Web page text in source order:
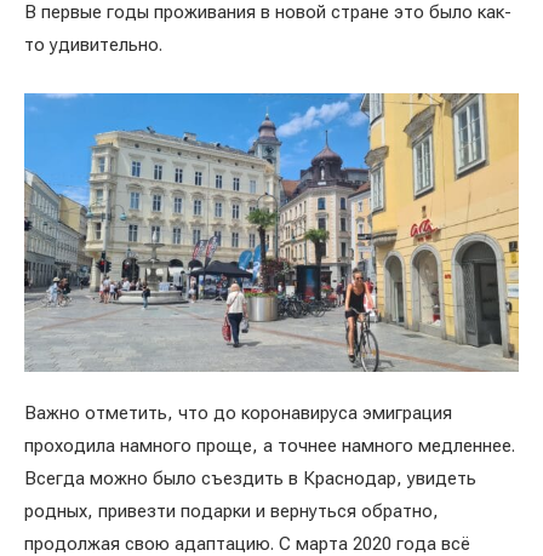
В первые годы проживания в новой стране это было как-
то удивительно.
Важно отметить, что до коронавируса эмиграция
проходила намного проще, а точнее намного медленнее.
Всегда можно было съездить в Краснодар, увидеть
родных, привезти подарки и вернуться обратно,
продолжая свою адаптацию. С марта 2020 года всё